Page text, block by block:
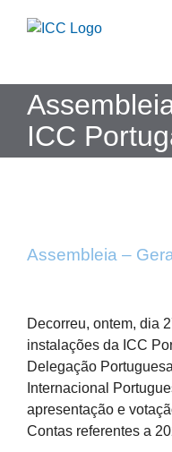
ICC
Assembleia –
Larger
Image
Decorreu, ontem, dia
instalações da ICC
Delegação
Internacional
apresentação e
Contas referentes a